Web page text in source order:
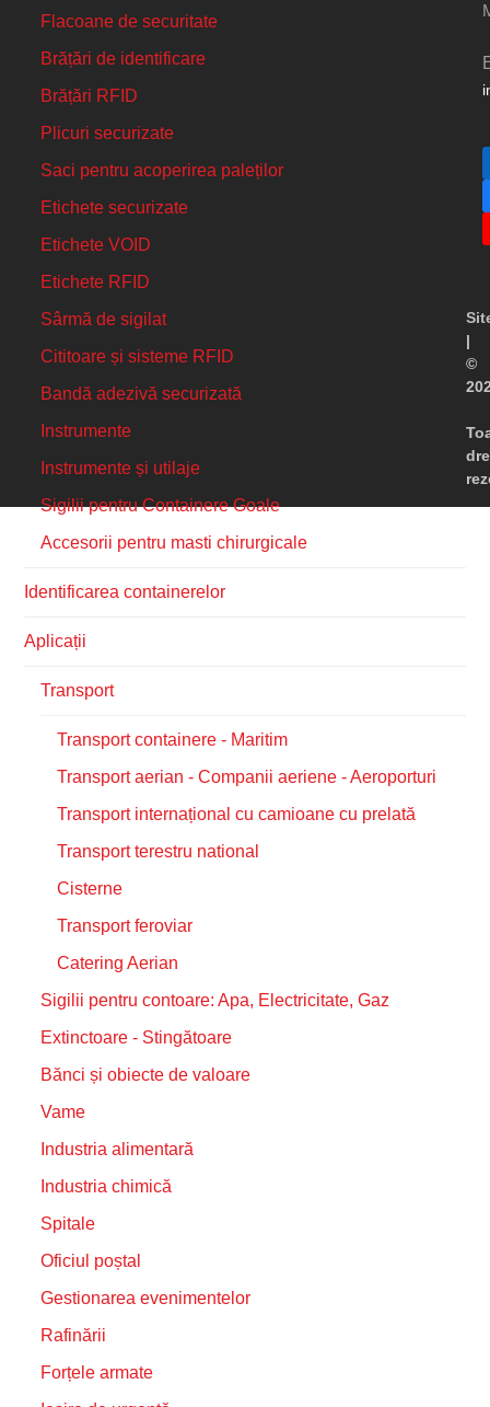
Flacoane de securitate
Brățări de identificare
Brățări RFID
Plicuri securizate
Saci pentru acoperirea paleților
Etichete securizate
Etichete VOID
Etichete RFID
Sârmă de sigilat
Cititoare și sisteme RFID
Bandă adezivă securizată
Instrumente
Instrumente și utilaje
Sigilii pentru Containere Goale
Accesorii pentru masti chirurgicale
Identificarea containerelor
Aplicații
Transport
Transport containere - Maritim
Transport aerian - Companii aeriene - Aeroporturi
Transport internațional cu camioane cu prelată
Transport terestru national
Cisterne
Transport feroviar
Catering Aerian
Sigilii pentru contoare: Apa, Electricitate, Gaz
Extinctoare - Stingătoare
Bănci și obiecte de valoare
Vame
Industria alimentară
Industria chimică
Spitale
Oficiul poștal
Gestionarea evenimentelor
Rafinării
Forțele armate
|
©